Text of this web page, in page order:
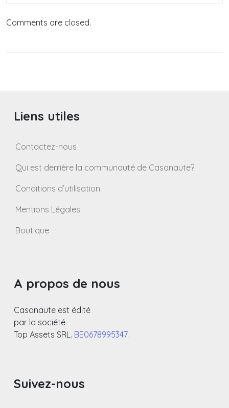
Comments are closed.
Liens utiles
Contactez-nous
Qui est derrière la communauté de Casanaute?
Conditions d’utilisation
Mentions Légales
Boutique
A propos de nous
Casanaute est édité
par la société
Top Assets SRL. BE0678995347.
Suivez-nous